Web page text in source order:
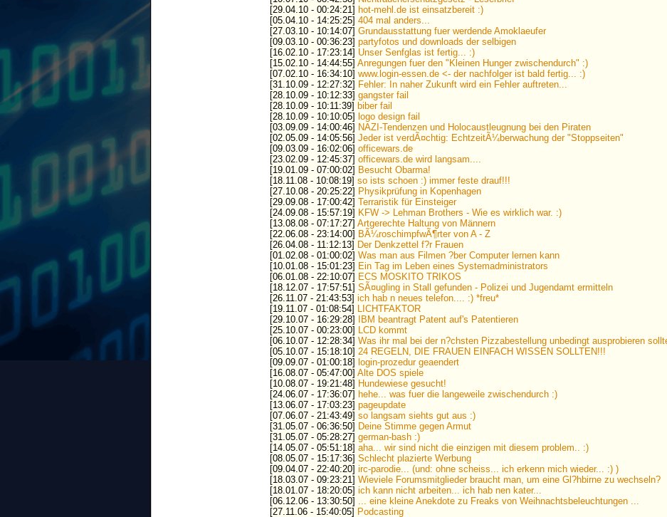
[29.04.10 - 00:24:21] hot-mehl.de ist einsatzbereit :)
[05.04.10 - 14:25:25] 404 mal anders...
[27.03.10 - 10:14:07] Grundausstattung fuer werdende Amoklaeufer
[09.03.10 - 00:36:23] partyfotos und downloads der selbigen
[16.02.10 - 17:23:14] Unser Senfglas ist fertig... :)
[15.02.10 - 14:44:55] Anregungen fuer den "Kleinen Hunger zwischendurch" :)
[07.02.10 - 16:34:10] www.login-essen.de <- der nachfolger ist bald fertig... :)
[31.10.09 - 12:27:32] Fehler: In naher Zukunft wird ein Fehler auftreten...
[28.10.09 - 10:12:33] gangster fail
[28.10.09 - 10:11:39] biber fail
[28.10.09 - 10:10:05] logo design fail
[03.09.09 - 14:00:46] NAZI-Tendenzen und Holocaustleugnung bei den Piraten
[02.05.09 - 14:05:56] Jeder ist verdÃ¤chtig: EchtzeitÃ¼berwachung der "Stoppseiten"
[09.03.09 - 16:02:06] officewars.de
[23.02.09 - 12:45:37] officewars.de wird langsam....
[19.01.09 - 07:00:02] Besucht Obarma!
[18.11.08 - 10:08:19] so ists schoen :) immer feste drauf!!!
[27.10.08 - 20:25:22] Physikprüfung in Kopenhagen
[29.09.08 - 17:00:42] Terraristik für Einsteiger
[24.09.08 - 15:57:19] KFW -> Lehman Brothers - Wie es wirklich war. :)
[13.08.08 - 07:17:27] Artgerechte Haltung von Männern
[22.06.08 - 23:14:00] BÃ¼roschimpfwÃ¶rter von A - Z
[26.04.08 - 11:12:13] Der Denkzettel f?r Frauen
[01.02.08 - 01:00:02] Was man aus Filmen ?ber Computer lernen kann
[10.01.08 - 15:01:23] Ein Tag im Leben eines Systemadministrators
[06.01.08 - 22:10:07] ECS MOSKITO TRIKOS
[18.12.07 - 17:57:51] SÃ¤ugling in Stall gefunden - Polizei und Jugendamt ermitteln
[26.11.07 - 21:43:53] ich hab n neues telefon.... :) *freu*
[19.11.07 - 01:08:54] LICHTFAKTOR
[29.10.07 - 16:29:28]
IBM beantragt Patent auf's Patentieren
[25.10.07 - 00:23:00] LCD kommt
[06.10.07 - 12:28:34] Was ihr mal bei der n?chsten Pizzabestellung unbedingt ausprobieren
[05.10.07 - 15:18:10] 24 REGELN, DIE FRAUEN EINFACH WISSEN SOLLTEN!!!
[09.09.07 - 01:00:18] login-prozedur geaendert
[16.08.07 - 05:47:00] Alte DOS spiele
[10.08.07 - 19:21:48] Hundewiese gesucht!
[24.06.07 - 17:36:07] hehe... was fuer die langeweile zwischendurch :)
[13.06.07 - 17:03:23] pageupdate
[07.06.07 - 21:43:49] so langsam siehts gut aus :)
[31.05.07 - 06:36:50] Deine Stimme gegen Armut
[31.05.07 - 05:28:27] german-bash :)
[14.05.07 - 05:51:18] aha... wir sind nicht die einzigen mit diesem problem.. :)
[08.05.07 - 15:17:36] Schlecht plazierte Werbung
[09.04.07 - 22:40:20] irc-parodie... (und: ohne scheiss... ich erkenn mich wieder... :) )
[18.03.07 - 09:23:21] Wieviele Forumsmitglieder braucht man, um eine Gl?hbirne zu wechseln?
[18.01.07 - 18:20:05] ich kann nicht arbeiten... ich hab nen kater...
[06.12.06 - 13:30:50] ... eine kleine Anekdote zu Freaks von Weihnachtsbeleuchtungen ...
[27.11.06 - 15:40:05] Podcasting